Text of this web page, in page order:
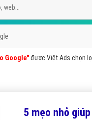
Google"được Việt Ads chọn
5 mẹo nhỏ